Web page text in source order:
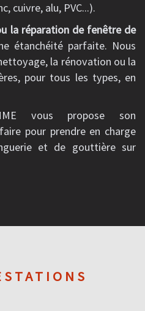
cuivre, alu, PVC...).
la réparation de fenêtre de
étanchéité parfaite. Nous
la rénovation ou la
pour tous les types, en
vous propose son
pour prendre en charge
et de gouttière sur